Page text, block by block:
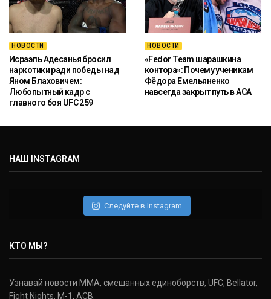
НОВОСТИ
Исраэль Адесанья бросил
наркотики ради победы над
Яном Блаховичем:
Любопытный кадр с
главного боя UFC 259
НОВОСТИ
«Fedor Team шарашкина
контора»: Почему ученикам
Фёдора Емельяненко
навсегда закрыт путь в ACA
НАШ INSTAGRAM
Следуйте в Instagram
КТО МЫ?
Узнавай новости ММА, смешанных единоборств, UFC, Bellator,
Fight Nights, M-1, ACB.